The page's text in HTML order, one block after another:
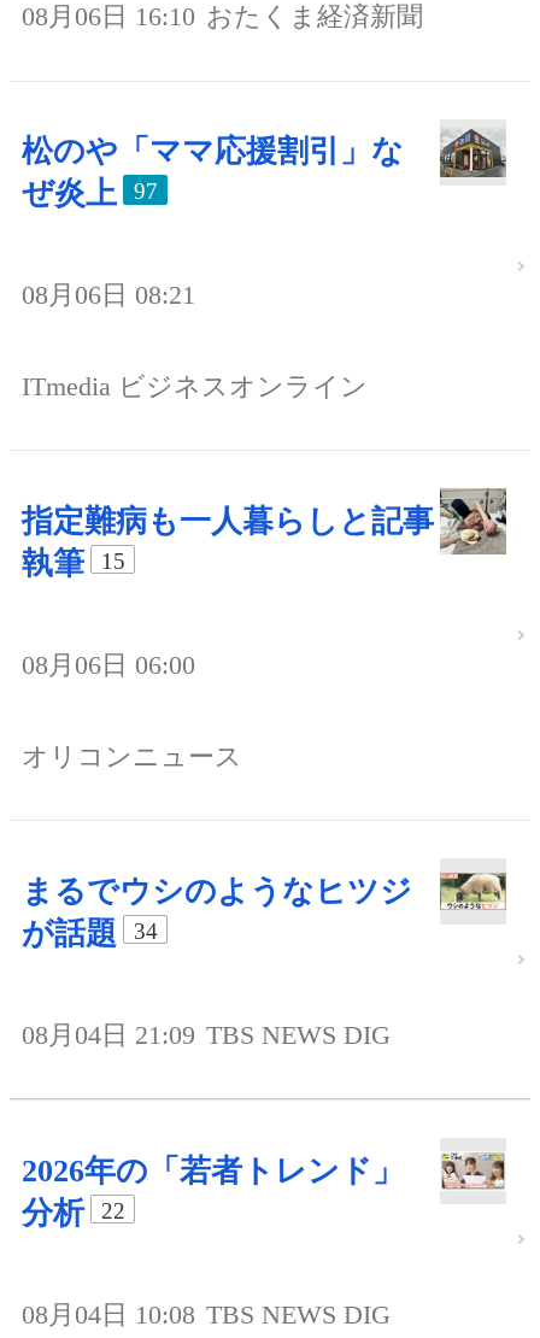
08月06日 16:10 おたくま経済新聞
松のや「ママ応援割引」な
ぜ炎上
97
08月06日 08:21
ITmedia ビジネスオンライン
指定難病も一人暮らしと記事
執筆
15
08月06日 06:00
オリコンニュース
まるでウシのようなヒツジ
が話題
34
08月04日 21:09 TBS NEWS DIG
2026年の「若者トレンド」
分析
22
08月04日 10:08 TBS NEWS DIG